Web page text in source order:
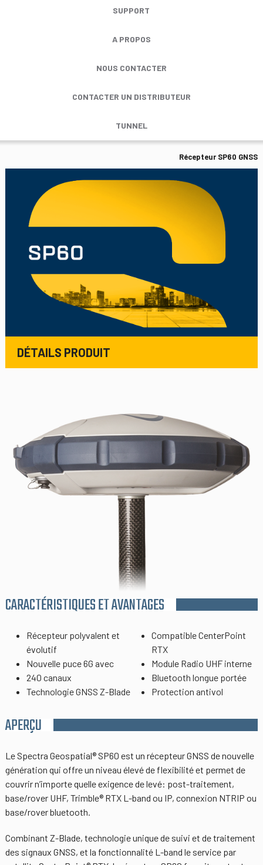
SUPPORT
A PROPOS
NOUS CONTACTER
CONTACTER UN DISTRIBUTEUR
TUNNEL
Récepteur SP60 GNSS
DÉTAILS PRODUIT
CARACTÉRISTIQUES ET AVANTAGES
Récepteur polyvalent et
évolutif
Nouvelle puce 6G avec
240 canaux
Technologie GNSS Z-Blade
Compatible CenterPoint
RTX
Module Radio UHF interne
Bluetooth longue portée
Protection antivol
APERÇU
Le Spectra Geospatial® SP60 est un récepteur GNSS de nouvelle
génération qui offre un niveau élevé de flexibilité et permet de
couvrir n’importe quelle exigence de levé: post-traitement,
base/rover UHF, Trimble® RTX L-band ou IP, connexion NTRIP ou
base/rover bluetooth.
Combinant Z-Blade, technologie unique de suivi et de traitement
des signaux GNSS, et la fonctionnalité L-band le service par